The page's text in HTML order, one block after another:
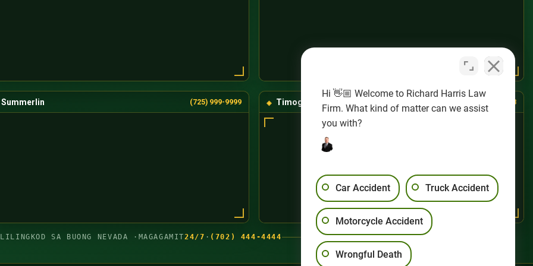
Summerlin (725) 999-9999 Timog-Kanlurang Las Vegas (725) 888-8888
SA BUONG NEVADA · MAGAGAMIT24/7 · (702) 444-4444
Hi 👋🏼 Welcome to Richard Harris Law
Firm. What kind of matter can we assist
you with?
Car Accident Truck Accident
Motorcycle Accident
Wrongful Death